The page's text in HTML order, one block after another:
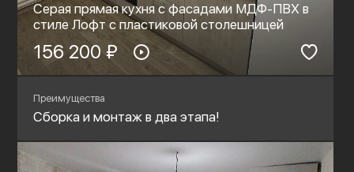
Серая прямая кухня с фасадами МДФ-ПВХ в
стиле Лофт с пластиковой столешницей
156 200 ₽
Преимущества
Сборка и монтаж в два этапа!